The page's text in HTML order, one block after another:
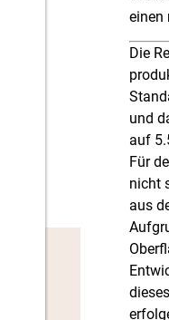
einen
Die
und
auf
Für
nicht
aus